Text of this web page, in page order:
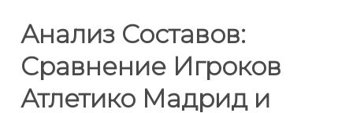
Анализ Составов:
Сравнение Игроков
Атлетико Мадрид и